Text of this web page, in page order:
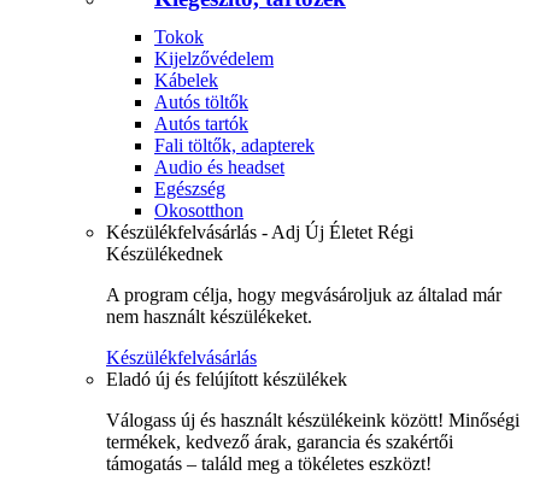
Tokok
Kijelzővédelem
Kábelek
Autós töltők
Autós tartók
Fali töltők, adapterek
Audio és headset
Egészség
Okosotthon
Készülékfelvásárlás - Adj Új Életet Régi
Készülékednek
A program célja, hogy megvásároljuk az általad már
nem használt készülékeket.
Készülékfelvásárlás
Eladó új és felújított készülékek
Válogass új és használt készülékeink között! Minőségi
termékek, kedvező árak, garancia és szakértői
támogatás – találd meg a tökéletes eszközt!